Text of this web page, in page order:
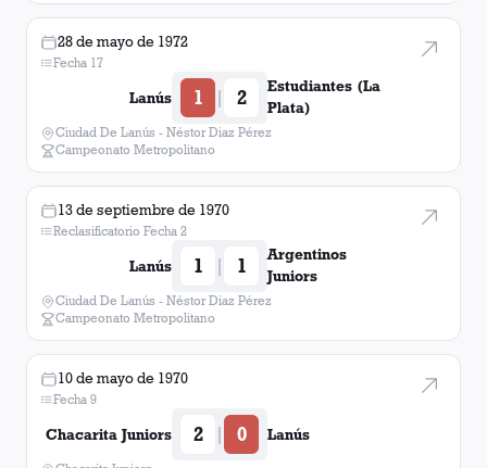
28 de mayo de 1972
Fecha 17
Lanús 1 | 2
Estudiantes (La
Plata)
Ciudad De Lanús - Néstor Diaz Pérez
Campeonato Metropolitano
13 de septiembre de 1970
Reclasificatorio Fecha 2
Lanús 1 | 1
Argentinos
Juniors
Ciudad De Lanús - Néstor Diaz Pérez
Campeonato Metropolitano
10 de mayo de 1970
Fecha 9
Chacarita Juniors 2 | 0 Lanús